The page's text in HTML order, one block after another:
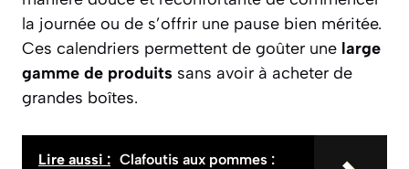
la journée ou de s’offrir une pause bien méritée.
Ces calendriers permettent de goûter une large
gamme de produits sans avoir à acheter de
grandes boîtes.
Lire aussi : Clafoutis aux pommes :